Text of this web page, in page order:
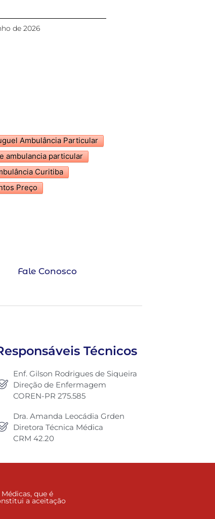
de 2026
Ambulância Particular
ambulancia particular
Curitiba
Preço
Fale Conosco
Técnicos
Enf. Gilson Rodrigues de Siqueira
Direção de Enfermagem
COREN-PR 275.585
Dra. Amanda Leocádia Grden
Diretora Técnica Médica
CRM 42.20
que é
a aceitação